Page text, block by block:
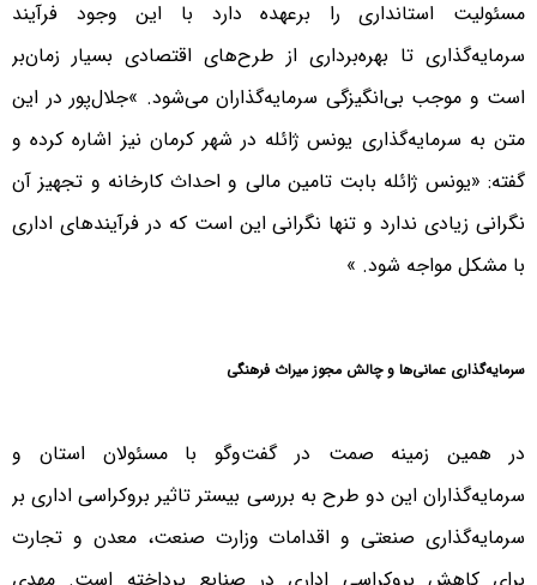
مسئولیت استانداری را برعهده دارد با این وجود فرآیند
سرمایه‌گذاری تا بهره‌برداری از طرح‌های اقتصادی بسیار زمان‌بر
است و موجب بی‌انگیزگی سرمایه‌گذاران می‌شود. »جلال‌پور در این
متن به سرمایه‌گذاری یونس ژائله در شهر کرمان نیز اشاره کرده و
گفته: «یونس ژائله بابت تامین مالی و احداث کارخانه و تجهیز آن
نگرانی زیادی ندارد و تنها نگرانی این است که در فرآیندهای اداری
با مشکل مواجه شود. »
سرمایه‌گذاری عمانی‌ها و چالش مجوز میراث فرهنگی
در همین زمینه صمت در گفت‌وگو با مسئولان استان و
سرمایه‌گذاران این دو طرح به بررسی بیستر تاثیر بروکراسی اداری بر
سرمایه‌گذاری صنعتی و اقدامات وزارت صنعت، معدن و تجارت